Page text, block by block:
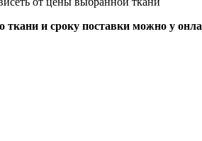
ткани и сроку поставки можно у